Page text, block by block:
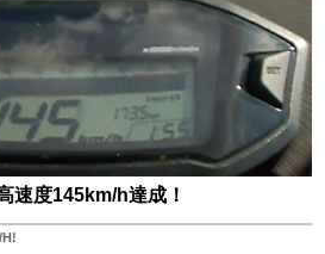
速度145km/h達成！
H!